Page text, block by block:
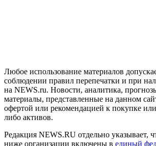
Любое использование материалов
соблюдении правил перепечатки и при
на NEWS.ru. Новости, аналитика,
материалы, представленные на данном
офертой или рекомендацией к покупке
либо активов.
Редакция NEWS.RU отдельно указывает,
ниже организации включены в единый